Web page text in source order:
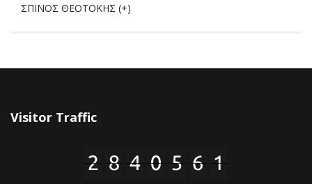
ΣΠΙΝΟΣ ΘΕΟΤΟΚΗΣ (+)
Visitor Traffic